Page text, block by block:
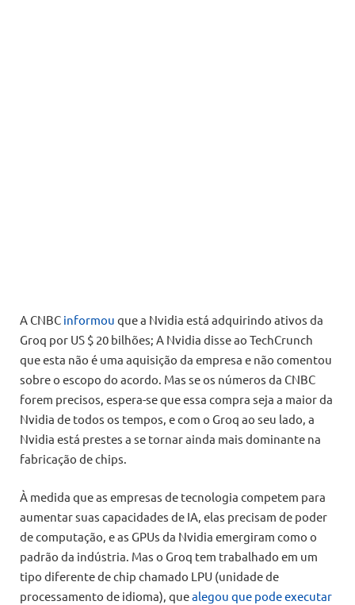
A CNBC informou que a Nvidia está adquirindo ativos da
Groq por US $ 20 bilhões; A Nvidia disse ao TechCrunch
que esta não é uma aquisição da empresa e não comentou
sobre o escopo do acordo. Mas se os números da CNBC
forem precisos, espera-se que essa compra seja a maior da
Nvidia de todos os tempos, e com o Groq ao seu lado, a
Nvidia está prestes a se tornar ainda mais dominante na
fabricação de chips.
À medida que as empresas de tecnologia competem para
aumentar suas capacidades de IA, elas precisam de poder
de computação, e as GPUs da Nvidia emergiram como o
padrão da indústria. Mas o Groq tem trabalhado em um
tipo diferente de chip chamado LPU (unidade de
processamento de idioma), quealegou que pode executar